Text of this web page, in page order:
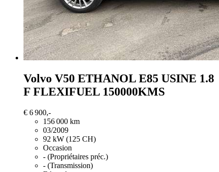
Volvo V50 ETHANOL E85 USINE 1.8
F FLEXIFUEL 150000KMS
€ 6 900,-
156 000 km
03/2009
92 kW (125 CH)
Occasion
- (Propriétaires préc.)
- (Transmission)